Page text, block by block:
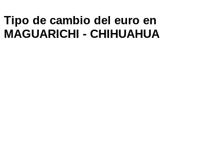
Tipo de cambio del euro en
MAGUARICHI - CHIHUAHUA